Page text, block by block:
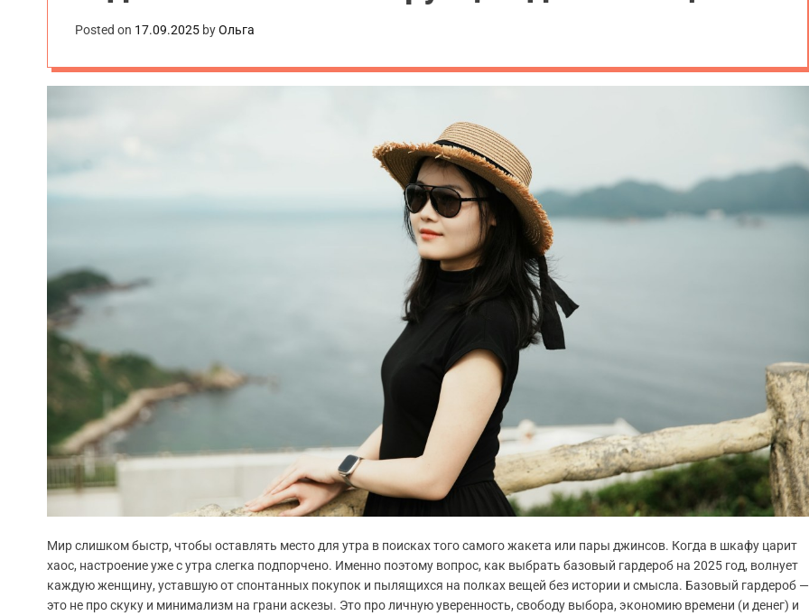
Posted on 17.09.2025 byОльга
Мир слишком быстр, чтобы оставлять место для утра в поисках того самого жакета или пары джинсов. Когда в шкафу царит
хаос, настроение уже с утра слегка подпорчено. Именно поэтому вопрос, как выбрать базовый гардероб на 2025 год, волнует
каждую женщину, уставшую от спонтанных покупок и пылящихся на полках вещей без истории и смысла. Базовый гардероб —
это не про скуку и минимализм на грани аскезы. Это про личную уверенность, свободу выбора, экономию времени (и денег) и